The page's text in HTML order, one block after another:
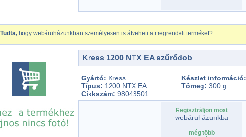
Tudta, hogy webáruházunkban személyesen is átveheti a megrendelt terméket?
Kress 1200 NTX EA szűrődob
Gyártó: Kress
Típus: 1200 NTX EA
Cikkszám: 98043501
Készlet információ:
Tömeg: 300 g
Regisztráljon most
webáruházunkba
még több